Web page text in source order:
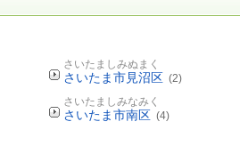
さいたましみぬまく
さいたま市見沼区 (2)
さいたましみなみく
さいたま市南区 (4)